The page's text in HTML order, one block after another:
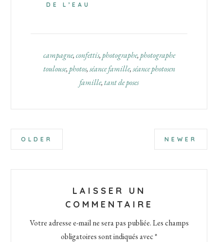
DE L’EAU
campagne,confettis,photographe,photographe
toulouse,photos,séance famille,séance photosen
famille,tant de poses
Interactions
lecteur
OLDER NEWER
LAISSER UN
COMMENTAIRE
Votre adresse e-mail ne sera pas publiée.Les champs
obligatoires sont indiqués avec*